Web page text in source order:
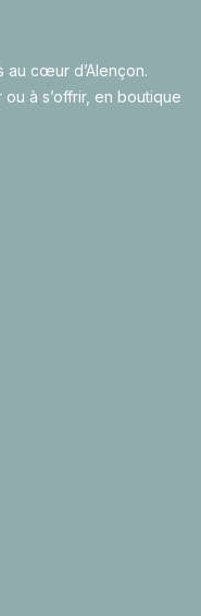
au cœur d’Alençon.
à s’offrir, en boutique